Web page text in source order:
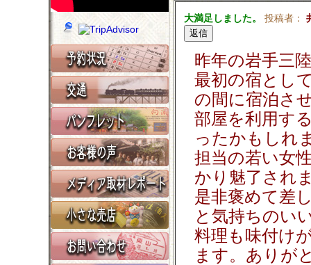
大満足しました。 投稿者：
昨年の岩手三
最初の宿とし
の間に宿泊さ
部屋を利用す
ったかもしれ
担当の若い女
かり魅了され
是非褒めて差
と気持ちのい
料理も味付け
ます。ありが